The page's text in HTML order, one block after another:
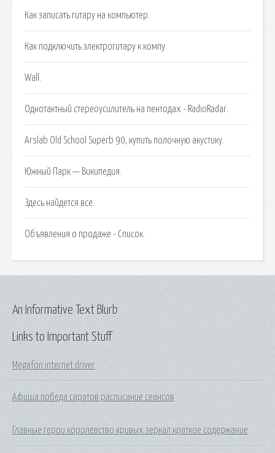
Как записать гитару на компьютер.
Как подключить электрогитару к компу.
Wall.
Однотактный стереоусилитель на пентодах - RadioRadar.
Arslab Old School Superb 90, купить полочную акустику.
Южный Парк — Википедия.
Здесь найдется все.
Объявления о продаже - Список.
Links to Important Stuff
Megafon internet driver
Афиша победа саратов расписание сеансов
Главные герои королевство кривых зеркал краткое содержание
An Informative Text Blurb